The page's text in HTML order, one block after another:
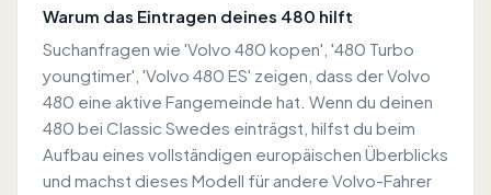
Warum das Eintragen deines 480 hilft
Suchanfragen wie 'Volvo 480 kopen', '480 Turbo
youngtimer', 'Volvo 480 ES' zeigen, dass der Volvo
480 eine aktive Fangemeinde hat. Wenn du deinen
480 bei Classic Swedes einträgst, hilfst du beim
Aufbau eines vollständigen europäischen Überblicks
und machst dieses Modell für andere Volvo-Fahrer